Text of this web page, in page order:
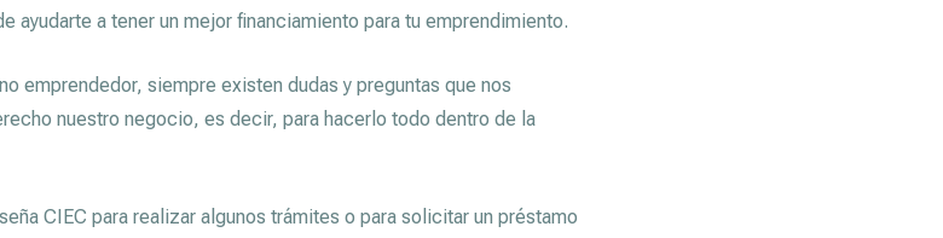
ayudarte a tener un mejor financiamiento para tu emprendimiento.
emprendedor, siempre existen dudas y preguntas que nos
nuestro negocio, es decir, para hacerlo todo dentro de la
CIEC para realizar algunos trámites o para solicitar un préstamo